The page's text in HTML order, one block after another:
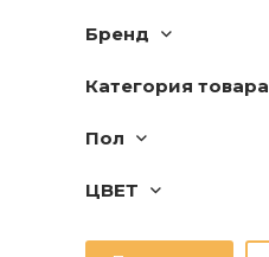
Бренд
Категория товара
Пол
ЦВЕТ